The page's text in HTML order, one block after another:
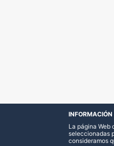
INFORMACIÓN
La página
seleccionadas
consideramos